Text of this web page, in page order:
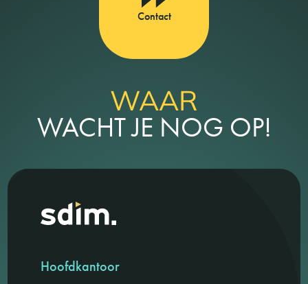
Contact
WAAR
WACHT JE NOG OP!
Hoofdkantoor